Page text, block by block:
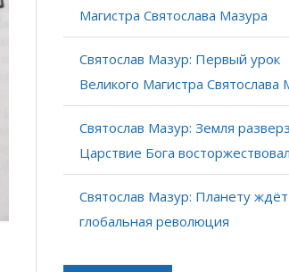
Магистра Святослава Мазура
Святослав Мазур: Первый урок
Великого Магистра Святослава
Святослав Мазур: Земля
Царствие Бога
Святослав Мазур: Планету
глобальная революция